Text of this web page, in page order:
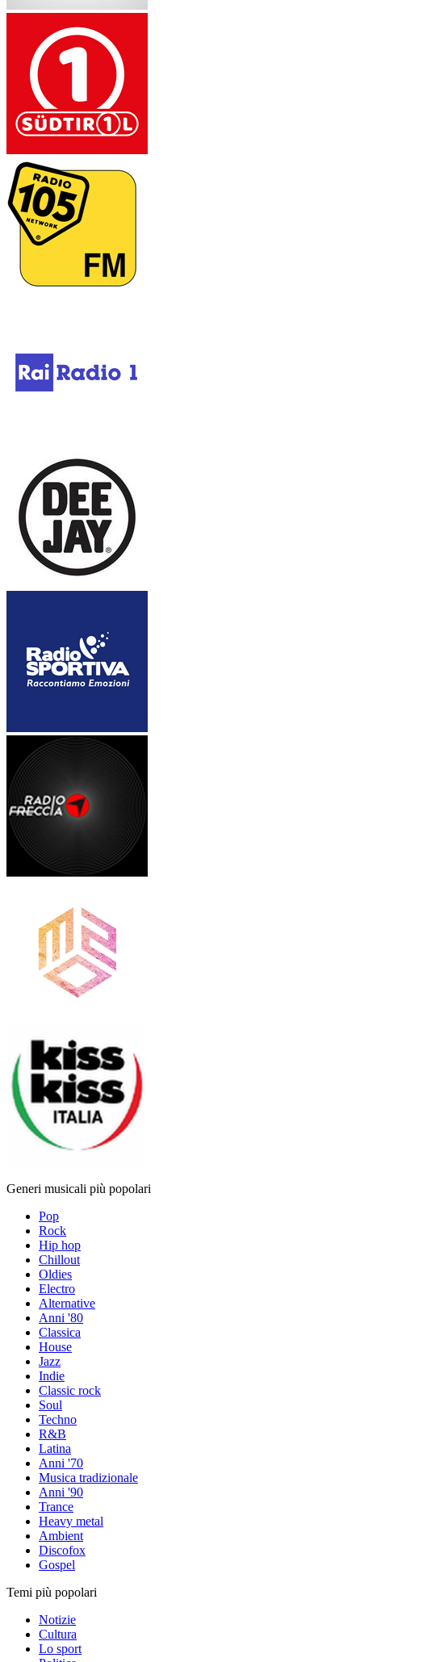
Generi musicali più popolari
Pop
Rock
Hip hop
Chillout
Oldies
Electro
Alternative
Anni '80
Classica
House
Jazz
Indie
Classic rock
Soul
Techno
R&B
Latina
Anni '70
Musica tradizionale
Anni '90
Trance
Heavy metal
Ambient
Discofox
Gospel
Temi più popolari
Notizie
Cultura
Lo sport